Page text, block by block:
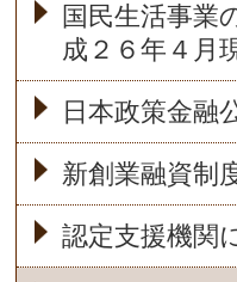
国民生活事業
成２６年４月
日本政策金融
新創業融資制
認定支援機関